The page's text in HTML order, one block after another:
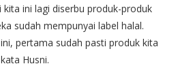
kita ini lagi diserbu produk-produk
sudah mempunyai label halal.
pertama sudah pasti produk kita
Husni.